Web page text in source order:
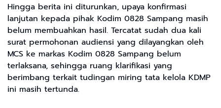
Hingga berita ini diturunkan, upaya konfirmasi
lanjutan kepada pihak Kodim 0828 Sampang masih
belum membuahkan hasil. Tercatat sudah dua kali
surat permohonan audiensi yang dilayangkan oleh
MCS ke markas Kodim 0828 Sampang belum
terlaksana, sehingga ruang klarifikasi yang
berimbang terkait tudingan miring tata kelola KDMP
ini masih tertunda.